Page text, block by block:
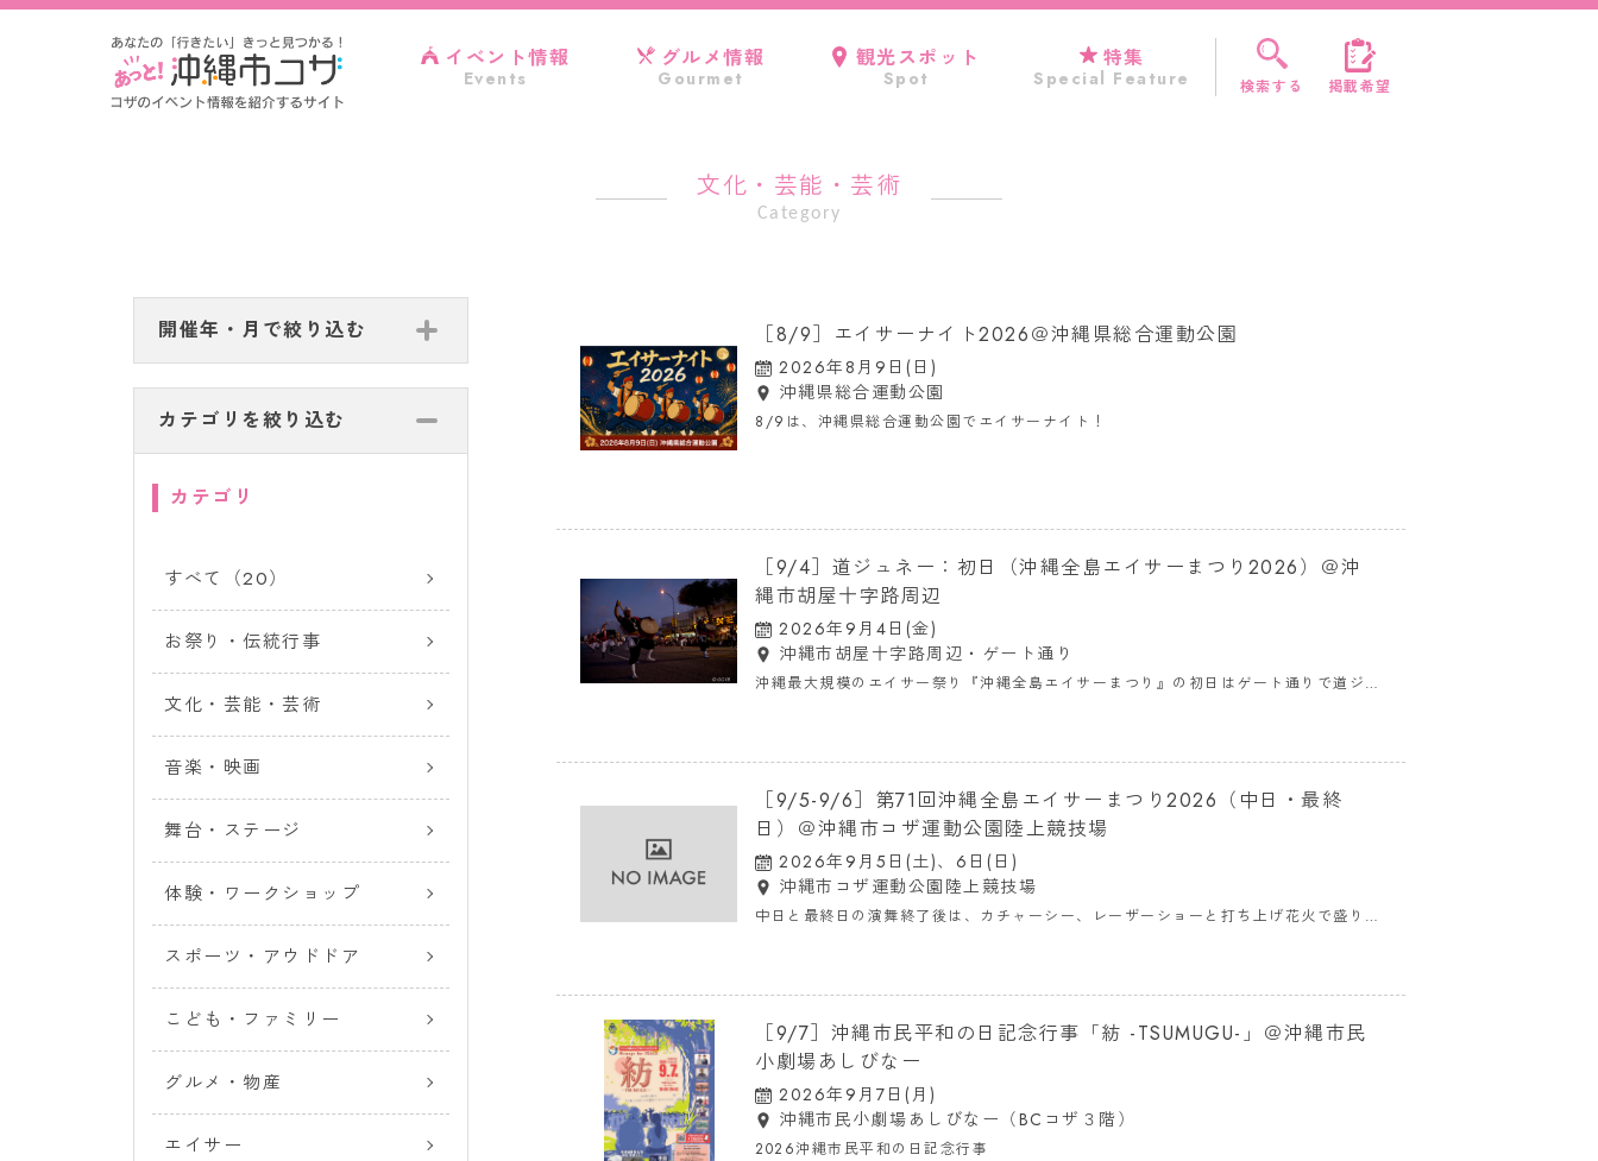
イベント情報
Events
グルメ情報
Gourmet
観光スポット
Spot
特集
Special Feature 検索する 掲載希望
文化・芸能・芸術
Category
［9/7］沖縄市民平和の日記念行事「紡 -TSUMUGU-」＠沖縄市民
小劇場あしびなー
2026年9月7日(月)
沖縄市民小劇場あしびなー（BCコザ３階）
2026沖縄市民平和の日記念行事
［9/5-9/6］第71回沖縄全島エイサーまつり2026（中日・最終
日）＠沖縄市コザ運動公園陸上競技場
2026年9月5日(土)、6日(日)
沖縄市コザ運動公園陸上競技場
中日と最終日の演舞終了後は、カチャーシー、レーザーショーと打ち上げ花火で盛り上
［9/4］道ジュネー：初日（沖縄全島エイサーまつり2026）＠沖
縄市胡屋十字路周辺
2026年9月4日(金)
沖縄市胡屋十字路周辺・ゲート通り
沖縄最大規模のエイサー祭り『沖縄全島エイサーまつり』の初日はゲート通りで道ジュ
［8/9］エイサーナイト2026＠沖縄県総合運動公園
2026年8月9日(日)
沖縄県総合運動公園
8/9は、沖縄県総合運動公園でエイサーナイト！
開催年・月で絞り込む
カテゴリを絞り込む
カテゴリ
すべて（20）
お祭り・伝統行事
文化・芸能・芸術
音楽・映画
舞台・ステージ
体験・ワークショップ
スポーツ・アウドドア
こども・ファミリー
グルメ・物産
エイサー